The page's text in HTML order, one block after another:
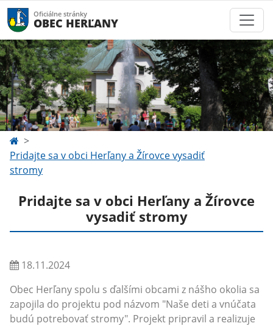
Oficiálne stránky
OBEC HERĽANY
Pridajte sa v obci Herľany a Žírovce vysadiť
stromy
Pridajte sa v obci Herľany a Žírovce
vysadiť stromy
18.11.2024
Obec Herľany spolu s ďalšími obcami z nášho okolia sa
zapojila do projektu pod názvom "Naše deti a vnúčata
budú potrebovať stromy". Projekt pripravil a realizuje